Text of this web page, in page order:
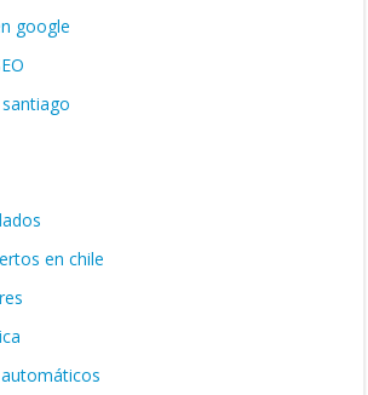
google
en chile